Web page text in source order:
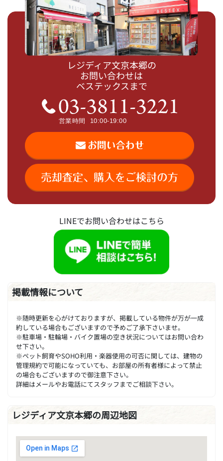
レジディア文京本郷の
お問い合わせは
ベステックスまで
LINEでお問い合わせはこちら
掲載情報について
※随時更新を心がけておりますが、掲載している物件が万が一成
約している場合もございますので予めご了承下さいませ。
※駐車場・駐輪場・バイク置場の空き状況についてはお問い合わ
せ下さい。
※ペット飼育やSOHO利用・楽器使用の可否に関しては、建物の
管理規約で可能になっていても、お部屋の所有者様によって禁止
の場合もございますので御注意下さい。
詳細はメールやお電話にてスタッフまでご相談下さい。
レジディア文京本郷の周辺地図